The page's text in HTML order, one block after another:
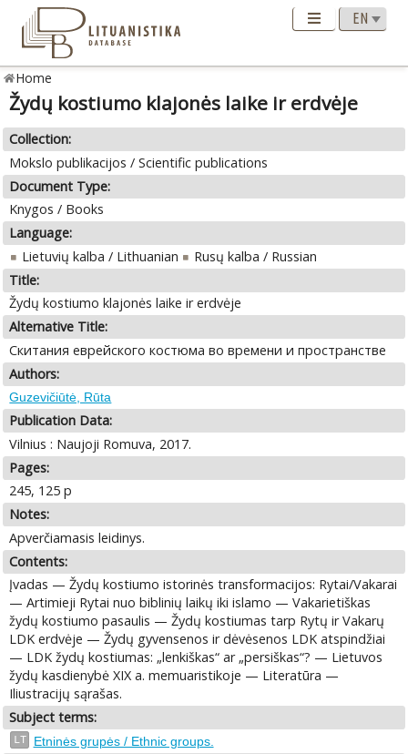
Home
Žydų kostiumo klajonės laike ir erdvėje
Collection:
Mokslo publikacijos / Scientific publications
Document Type:
Knygos / Books
Language:
Lietuvių kalba / Lithuanian
Rusų kalba / Russian
Title:
Žydų kostiumo klajonės laike ir erdvėje
Alternative Title:
Скитания еврейского костюма во времени и пространстве
Authors:
Guzevičiūtė, Rūta
Publication Data:
Vilnius : Naujoji Romuva, 2017.
Pages:
245, 125 p
Notes:
Apverčiamasis leidinys.
Contents:
Įvadas — Žydų kostiumo istorinės transformacijos: Rytai/Vakarai
— Artimieji Rytai nuo biblinių laikų iki islamo — Vakarietiškas
žydų kostiumo pasaulis — Žydų kostiumas tarp Rytų ir Vakarų
LDK erdvėje — Žydų gyvensenos ir dėvėsenos LDK atspindžiai
— LDK žydų kostiumas: „lenkiškas“ ar „persiškas“? — Lietuvos
žydų kasdienybė XIX a. memuaristikoje — Literatūra —
Iliustracijų sąrašas.
Subject terms:
LT Etninės grupės / Ethnic groups.